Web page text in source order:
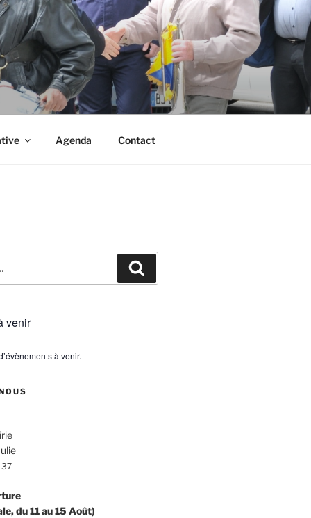
Agenda Contact
venir
à venir.
du 11 au 15 Août)